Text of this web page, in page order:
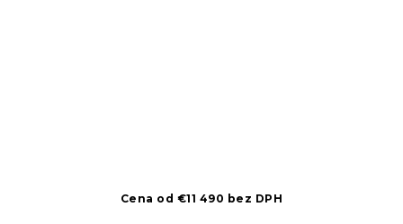
Cena od €11 490 bez DPH